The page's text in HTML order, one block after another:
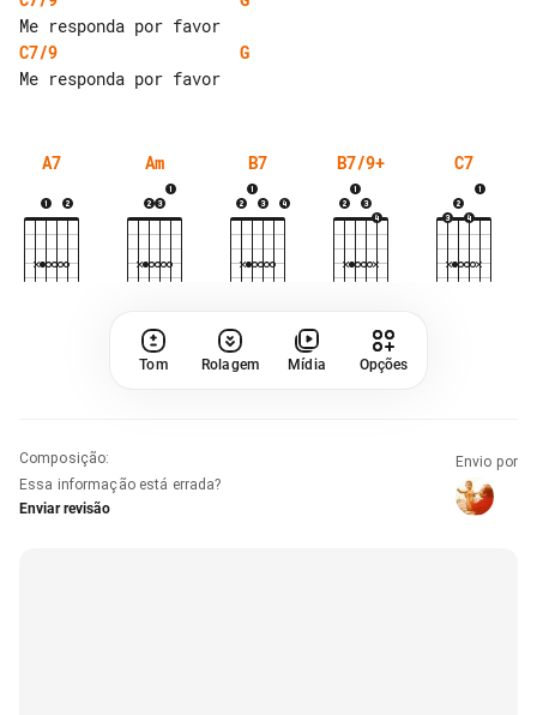
C7/9
G
A7 Am B7 B7/9+ C7
Tom Rolagem Mídia Opções
Composição:
Essa informação está errada?
Enviar revisão
Envio por